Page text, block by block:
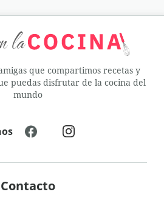
que compartimos recetas y
puedas disfrutar de la cocina del
mundo
Contacto